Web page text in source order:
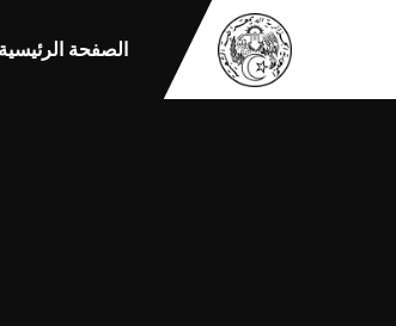
الصفحة الرئيسية